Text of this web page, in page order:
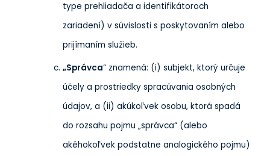
type prehliadača a identifikátoroch
zariadení) v súvislosti s poskytovaním alebo
prijímaním služieb.
„Správca“ znamená: (i) subjekt, ktorý určuje
účely a prostriedky spracúvania osobných
údajov, a (ii) akúkoľvek osobu, ktorá spadá
do rozsahu pojmu „správca“ (alebo
akéhokoľvek podstatne analogického pojmu)